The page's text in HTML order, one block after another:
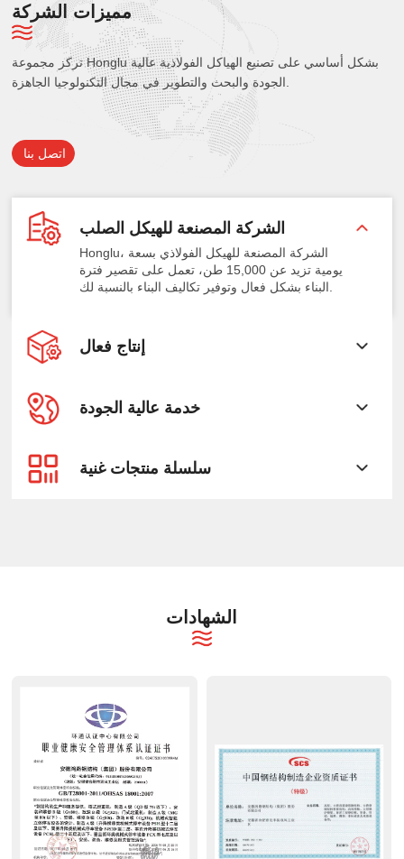
مميزات الشركة
تركز مجموعة Honglu بشكل أساسي على تصنيع الهياكل الفولاذية عالية
اتصل بنا
الشركة المصنعة للهيكل الصلب
Honglu، الشركة المصنعة للهيكل الفولاذي بسعة
يومية تزيد عن 15,000 طن، تعمل على تقصير فترة
البناء بشكل فعال وتوفير تكاليف البناء بالنسبة لك.
إنتاج فعال
خدمة عالية الجودة
سلسلة منتجات غنية
الشهادات